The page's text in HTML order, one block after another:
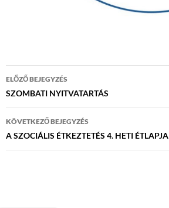
Bejegyzés
navigáció
ELŐZŐ BEJEGYZÉS
SZOMBATI NYITVATARTÁS
KÖVETKEZŐ BEJEGYZÉS
A SZOCIÁLIS ÉTKEZTETÉS 4. HETI ÉTLAPJA